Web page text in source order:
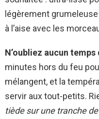
légèrement
à l’aise avec les
N’oubliez aucun temps
minutes hors du feu
mélangent, et la
servir aux tout-petits.
tiède sur une tranche